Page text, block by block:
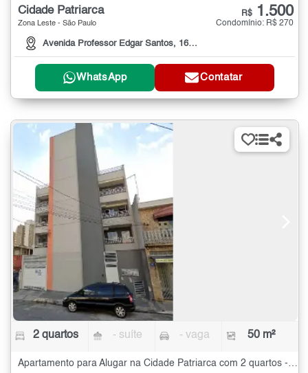
Cidade Patriarca
Zona Leste - São Paulo
Avenida Professor Edgar Santos, 16º ANDAR
R$ 1.500
Condomínio: R$ 270
WhatsApp Contatar
2 quartos - suíte - vaga 50 m²
Apartamento para Alugar na Cidade Patriarca com 2 quartos - 50 m²